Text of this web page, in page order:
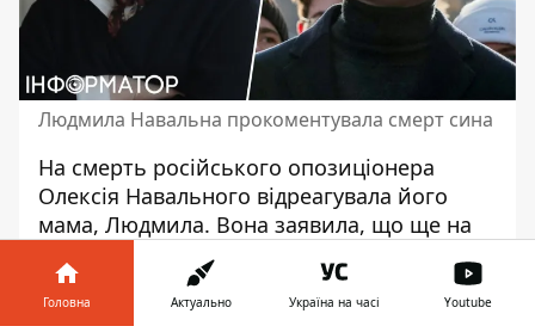
Людмила Навальна прокоментувала смерт сина
На смерть російського опозиціонера
Олексія Навального відреагувала його
мама, Людмила. Вона заявила, що ще на
початку цього тижня бачила сина "живим
та здоровим". У них було побачення в
колонії.
Головна Актуально Україна на часі Youtube